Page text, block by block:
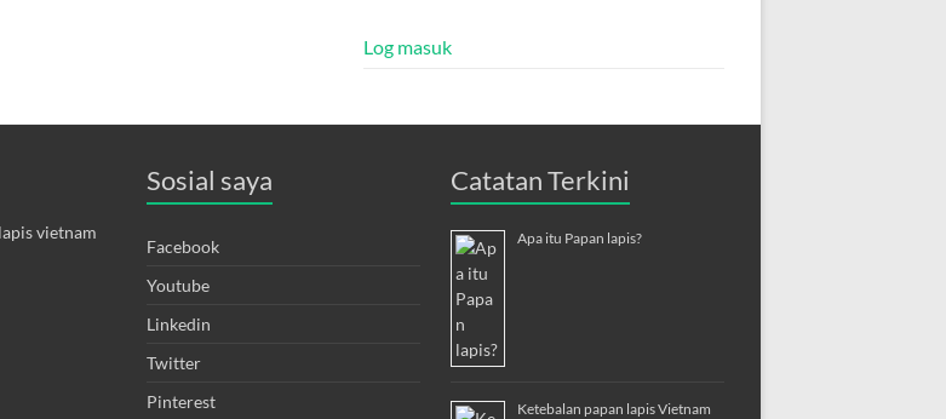
Log masuk
Sosial saya
Facebook
Youtube
Linkedin
Twitter
Pinterest
Catatan Terkini
Apa itu Papan lapis?
Ketebalan papan lapis Vietnam